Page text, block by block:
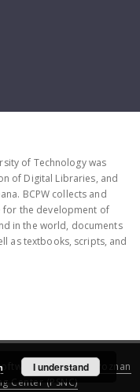
of Technology was
of Digital Libraries, and
BCPW collects and
for the development of
in the world, documents
as textbooks, scripts, and
created by
Poznan
Center (PSNC)
I understand